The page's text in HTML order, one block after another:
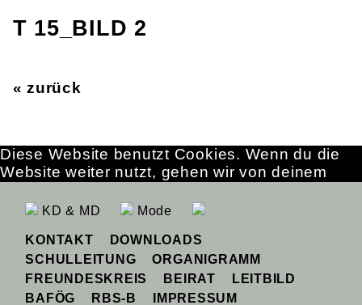
T 15_BILD 2
« zurück
KD & MD Mode
KONTAKT
DOWNLOADS
SCHULLEITUNG
ORGANIGRAMM
FREUNDESKREIS
BEIRAT
LEITBILD
BAFÖG
RBS-B IMPRESSUM
Diese Website benutzt Cookies. Wenn du die
Website weiter nutzt, gehen wir von deinem